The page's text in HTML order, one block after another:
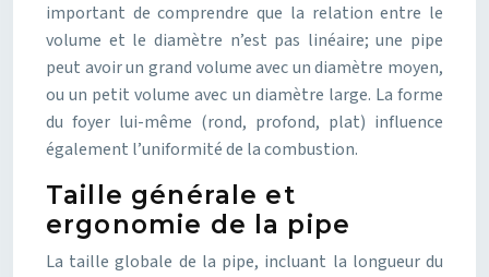
important de comprendre que la relation entre le
volume et le diamètre n’est pas linéaire; une pipe
peut avoir un grand volume avec un diamètre moyen,
ou un petit volume avec un diamètre large. La forme
du foyer lui-même (rond, profond, plat) influence
également l’uniformité de la combustion.
Taille générale et
ergonomie de la pipe
La taille globale de la pipe, incluant la longueur du